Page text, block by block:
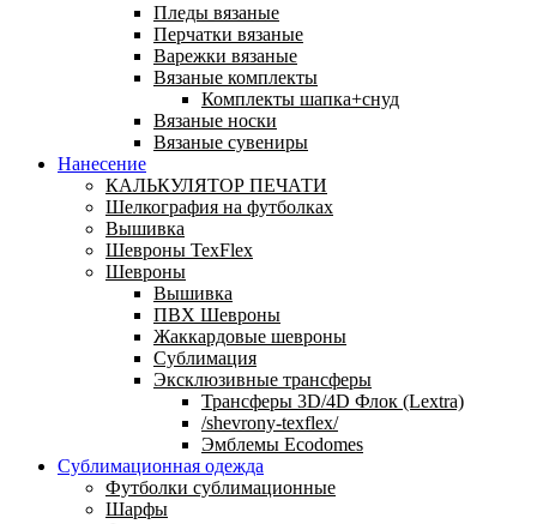
Пледы вязаные
Перчатки вязаные
Варежки вязаные
Вязаные комплекты
Комплекты шапка+снуд
Вязаные носки
Вязаные сувениры
Нанесение
КАЛЬКУЛЯТОР ПЕЧАТИ
Шелкография на футболках
Вышивка
Шевроны TexFlex
Шевроны
Вышивка
ПВХ Шевроны
Жаккардовые шевроны
Сублимация
Эксклюзивные трансферы
Трансферы 3D/4D Флок (Lextra)
/shevrony-texflex/
Эмблемы Ecodomes
Сублимационная одежда
Футболки сублимационные
Шарфы